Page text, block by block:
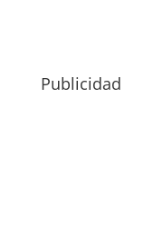
Publicidad